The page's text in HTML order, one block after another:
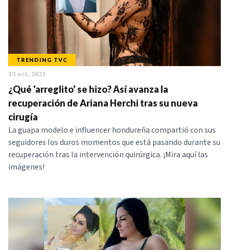
TRENDING TVC
13 oct. 2021
¿Qué 'arreglito' se hizo? Así avanza la
recuperación de Ariana Herchi tras su nueva
cirugía
La guapa modelo e influencer hondureña compartió con sus
seguidores los duros momentos que está pasando durante su
recuperación tras la intervención quirúrgica. ¡Mira aquí las
imágenes!